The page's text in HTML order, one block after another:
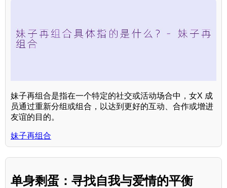
妹子再组合是指在一个特定的社交或活动场合中，女X 成
员通过重新分组或组合，以达到更好的互动、合作或增进
友谊的目的。
妹子再组合
单身剩蛋：寻找自我与爱情的平衡